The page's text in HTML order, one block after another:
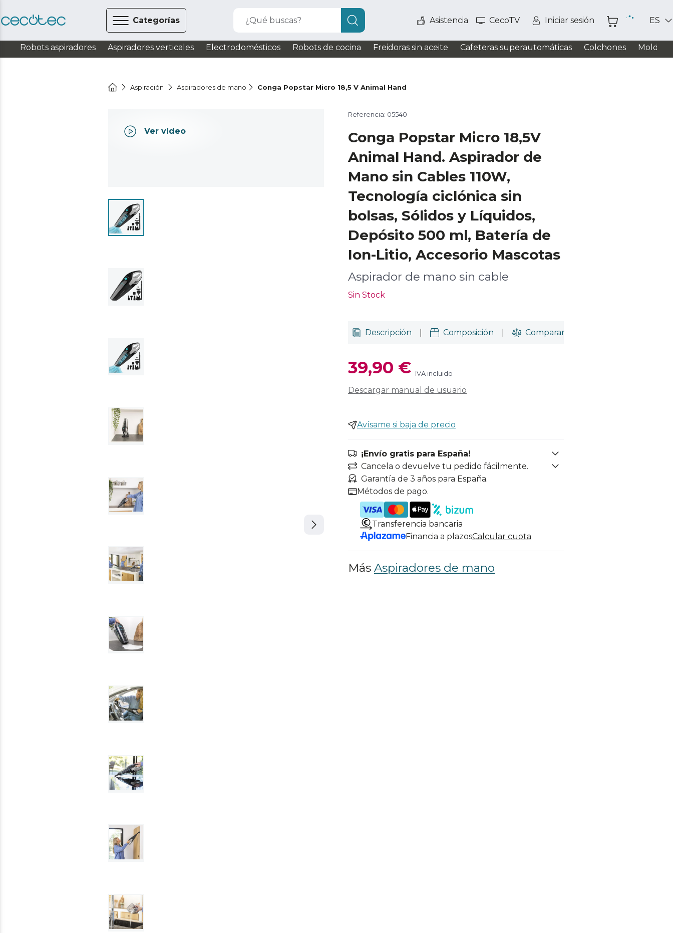
Categorías ¿Qué buscas? Asistencia CecoTV Iniciar sesión ES
Robots aspiradores Aspiradores verticales Electrodomésticos Robots de cocina Freidoras sin aceite Cafeteras superautomáticas Colchones
Aspiración Aspiradores de mano Conga Popstar Micro 18,5 V Animal Hand
Ver vídeo
Referencia: 05540
Conga Popstar Micro 18,5V
Animal Hand. Aspirador de
Mano sin Cables 110W,
Tecnología ciclónica sin
bolsas, Sólidos y Líquidos,
Depósito 500 ml, Batería de
Ion-Litio, Accesorio Mascotas
Aspirador de mano sin cable
Sin Stock
Descripción Composición Comparar
39,90 € IVA incluido
Descargar manual de usuario
Avísame si baja de precio
¡Envío gratis para España!
Cancela o devuelve tu pedido fácilmente.
Garantía de 3 años para España.
Métodos de pago.
Transferencia bancaria
Financia a plazosCalcular cuota
Más Aspiradores de mano